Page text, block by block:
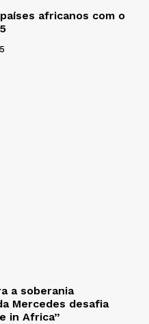
africanos com o
a soberania
Mercedes desafia
in Africa”